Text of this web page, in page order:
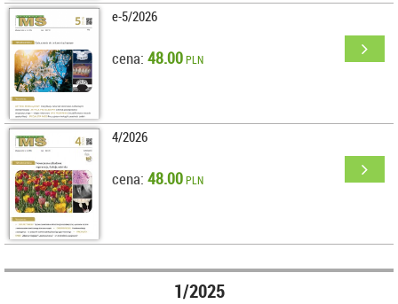
e-5/2026
cena: 48.00PLN
4/2026
cena: 48.00PLN
1/2025